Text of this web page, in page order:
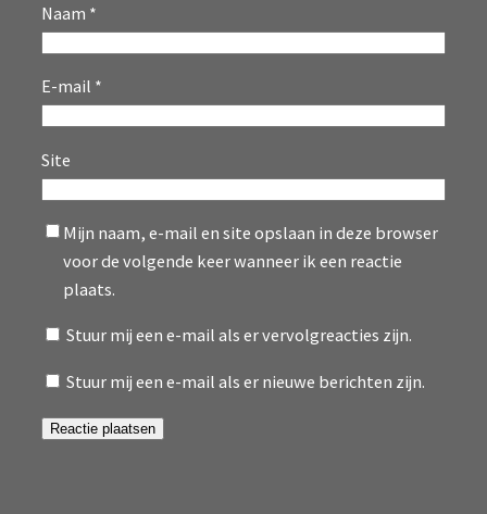
Naam *
E-mail *
Site
Mijn naam, e-mail en site opslaan in deze browser
voor de volgende keer wanneer ik een reactie
plaats.
Stuur mij een e-mail als er vervolgreacties zijn.
Stuur mij een e-mail als er nieuwe berichten zijn.